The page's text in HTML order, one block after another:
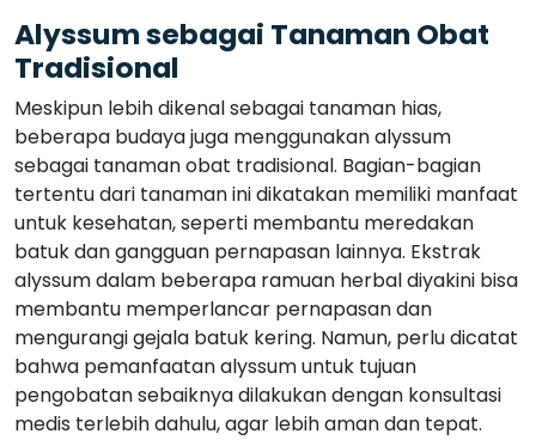
Alyssum sebagai Tanaman Obat
Tradisional
Meskipun lebih dikenal sebagai tanaman hias,
beberapa budaya juga menggunakan alyssum
sebagai tanaman obat tradisional. Bagian-bagian
tertentu dari tanaman ini dikatakan memiliki manfaat
untuk kesehatan, seperti membantu meredakan
batuk dan gangguan pernapasan lainnya. Ekstrak
alyssum dalam beberapa ramuan herbal diyakini bisa
membantu memperlancar pernapasan dan
mengurangi gejala batuk kering. Namun, perlu dicatat
bahwa pemanfaatan alyssum untuk tujuan
pengobatan sebaiknya dilakukan dengan konsultasi
medis terlebih dahulu, agar lebih aman dan tepat.